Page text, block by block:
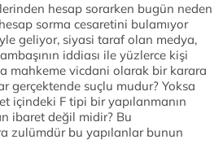
hesap sorarken bugün neden
sorma cesaretini bulamıyor
geliyor, siyasi taraf olan medya,
iddiası ile yüzlerce kişi
mahkeme vicdani olarak bir karara
gerçektende suçlu mudur? Yoksa
içindeki F tipi bir yapılanmanın
ibaret değil midir? Bu
zulümdür bu yapılanlar bunun